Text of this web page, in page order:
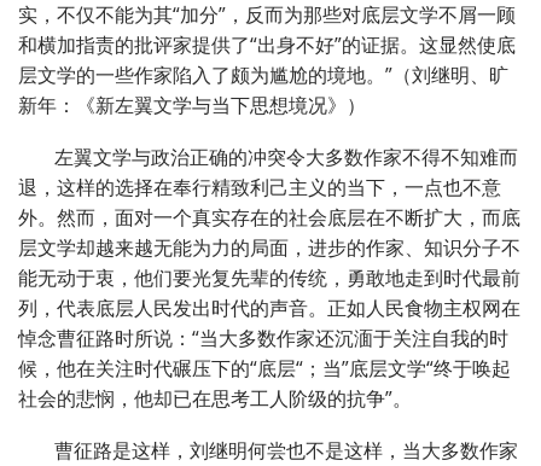
实，不仅不能为其“加分”，反而为那些对底层文学不屑一顾
和横加指责的批评家提供了“出身不好”的证据。这显然使底
层文学的一些作家陷入了颇为尴尬的境地。”（刘继明、旷
新年：《新左翼文学与当下思想境况》）
左翼文学与政治正确的冲突令大多数作家不得不知难而
退，这样的选择在奉行精致利己主义的当下，一点也不意
外。然而，面对一个真实存在的社会底层在不断扩大，而底
层文学却越来越无能为力的局面，进步的作家、知识分子不
能无动于衷，他们要光复先辈的传统，勇敢地走到时代最前
列，代表底层人民发出时代的声音。正如人民食物主权网在
悼念曹征路时所说：“当大多数作家还沉湎于关注自我的时
候，他在关注时代碾压下的“底层“；当”底层文学“终于唤起
社会的悲悯，他却已在思考工人阶级的抗争”。
曹征路是这样，刘继明何尝也不是这样，当大多数作家